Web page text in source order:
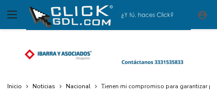
Inicio Noticias Nacional Tienen mi compromiso para garantizar